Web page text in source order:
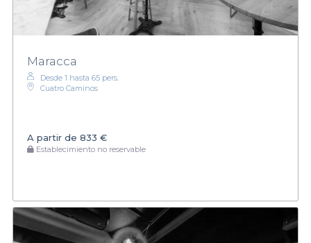
Maracca
Desde 1 hasta 65 pers.
Cuatro Caminos
A partir de 833 €
Establecimiento no reservable